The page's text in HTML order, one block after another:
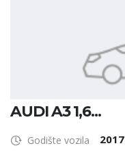
AUDI A3 1,6...
Godište vozila 2017